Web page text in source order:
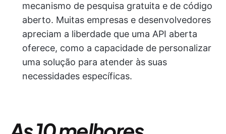
mecanismo de pesquisa gratuita e de código
aberto. Muitas empresas e desenvolvedores
apreciam a liberdade que uma API aberta
oferece, como a capacidade de personalizar
uma solução para atender às suas
necessidades específicas.